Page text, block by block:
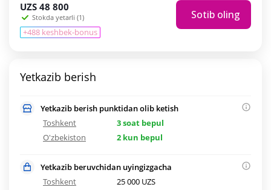
UZS 48 800
Stokda yetarli (1)
+488 keshbek-bonus
Sotib oling
Yetkazib berish
Yetkazib berish punktidan olib ketish
Toshkent
3 soat bepul
O'zbekiston
2 kun bepul
Yetkazib beruvchidan uyingizgacha
Toshkent
25 000 UZS